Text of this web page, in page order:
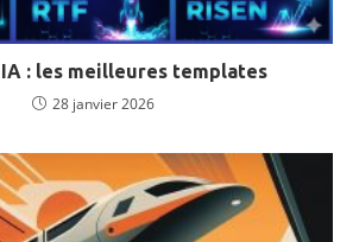
: les meilleures templates
28 janvier 2026